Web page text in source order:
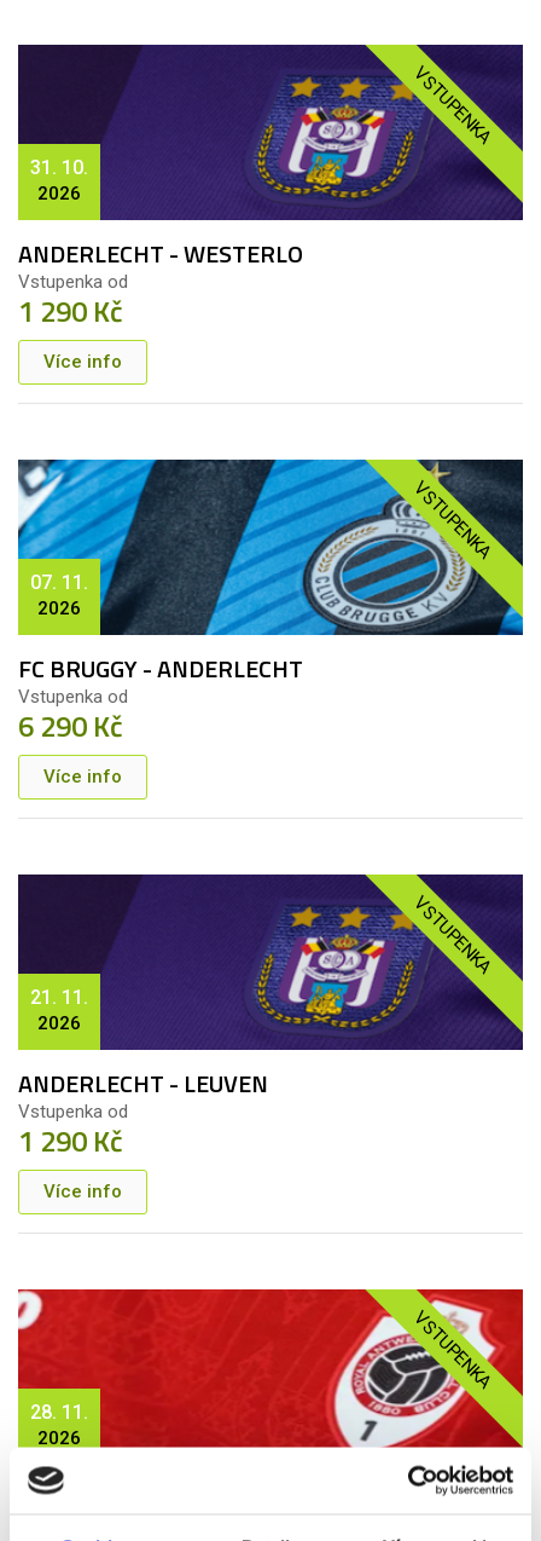
VSTUPENKA
31. 10.
2026
ANDERLECHT - WESTERLO
Vstupenka od
1 290 Kč
Více info
VSTUPENKA
07. 11.
2026
FC BRUGGY - ANDERLECHT
Vstupenka od
6 290 Kč
Více info
VSTUPENKA
21. 11.
2026
ANDERLECHT - LEUVEN
Vstupenka od
1 290 Kč
Více info
VSTUPENKA
28. 11.
2026
ROYAL ANTVERPY - ANDERLECHT